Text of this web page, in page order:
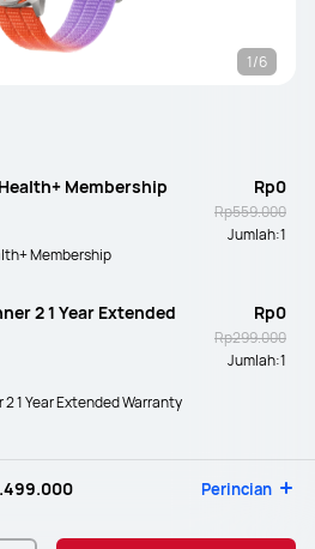
1/6
Membership
Membership
Rp0
Rp559.000
Jumlah:1
2 1 Year Extended
2 1 Year Extended Warranty
Rp0
Rp299.000
Jumlah:1
Perincian